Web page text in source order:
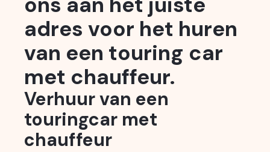
adres voor het huren
van een touring car
met chauffeur.
Verhuur van een
touringcar met
chauffeur